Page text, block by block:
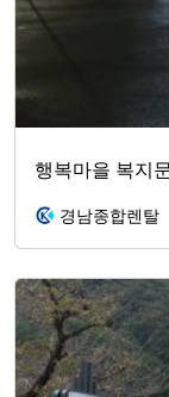
행복마을 복지
경남종합렌탈